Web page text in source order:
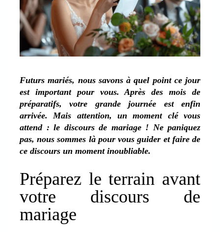
Futurs mariés, nous savons à quel point ce jour
est important pour vous. Après des mois de
préparatifs, votre grande journée est enfin
arrivée. Mais attention, un moment clé vous
attend : le discours de mariage ! Ne paniquez
pas, nous sommes là pour vous guider et faire de
ce discours un moment inoubliable.
Préparez le terrain avant
votre discours de
mariage